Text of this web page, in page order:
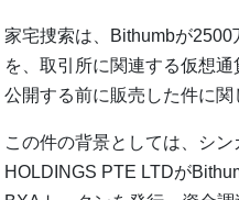
家宅捜索は、Bithumbが
を、取引所に関連する仮想
公開する前に販売した件に関
この件の背景としては、シ
HOLDINGS PTE LTDが